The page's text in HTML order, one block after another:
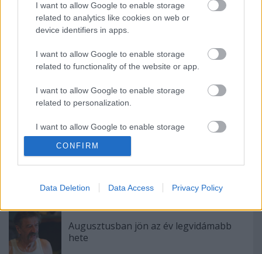
I want to allow Google to enable storage
related to analytics like cookies on web or
device identifiers in apps.
I want to allow Google to enable storage
related to functionality of the website or app.
I want to allow Google to enable storage
related to personalization.
I want to allow Google to enable storage
related to security, including authentication
functionality and fraud prevention, and other
user protection.
CONFIRM
Data Deletion Data Access Privacy Policy
Ajánlott bejegyzések:
Augusztusban jön az év legvidámabb
hete